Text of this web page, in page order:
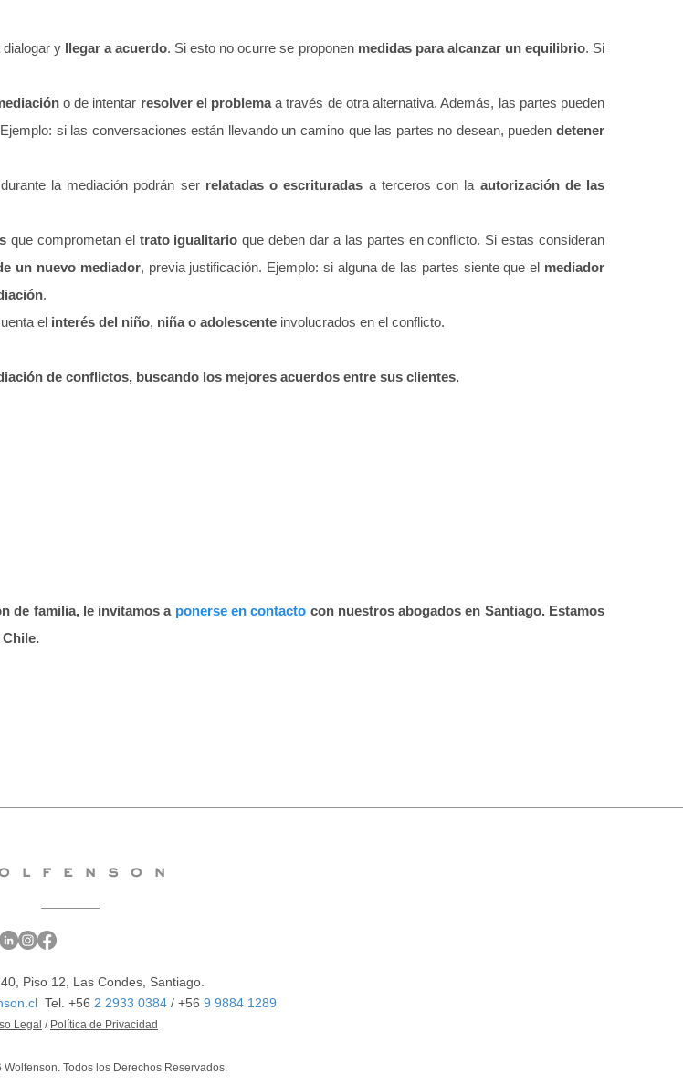
y llegar a acuerdo. Si esto no ocurre se proponen medidas para alcanzar un equilibrio. Si
o de intentar resolver el problemaa través de otra alternativa. Además, las partes pueden
si las conversaciones están llevando un camino que las partes no desean, puedendetener
la mediación podrán ser relatadas o escrituradas a terceros con la autorización de las
que comprometan el trato igualitario que deben dar a las partes en conflicto. Si estas consideran
un nuevo mediador, previa justificación. Ejemplo: si alguna de las partes siente que el mediador
.
el interés del niño, niña o adolescente involucrados en el conflicto.
de conflictos, buscando los mejores acuerdos entre sus clientes.
de familia, le invitamos a ponerse en contacto con nuestros abogados en Santiago. Estamos
Piso 12, Las Condes, Santiago.
Tel. +56 2 2933 0384 / +56 9 9884 1289
Legal / Política de Privacidad
Todos los Derechos Reservados.